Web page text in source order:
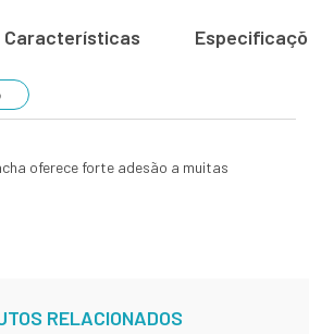
Características
oferece forte adesão a muitas
RELACIONADOS